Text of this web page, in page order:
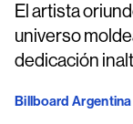
El artista
universo
dedicación
Billboard Argentina